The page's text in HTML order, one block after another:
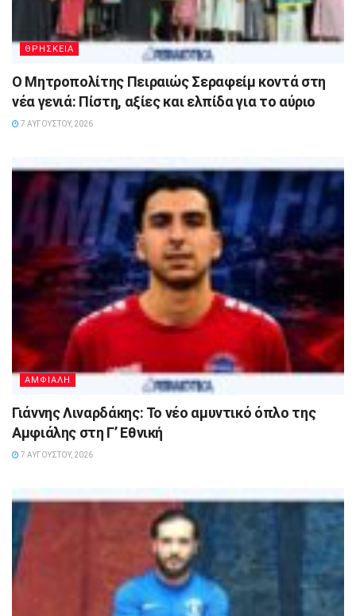
ΘΡΗΣΚΕΙΑ
Ο Μητροπολίτης Πειραιώς Σεραφείμ κοντά στη
νέα γενιά: Πίστη, αξίες και ελπίδα για το αύριο
7 ΑΥΓΟΎΣΤΟΥ, 2026
ΑΜΦΙΑΛΗ
Γιάννης Λιναρδάκης: Το νέο αμυντικό όπλο της
Αμφιάλης στη Γ’ Εθνική
7 ΑΥΓΟΎΣΤΟΥ, 2026